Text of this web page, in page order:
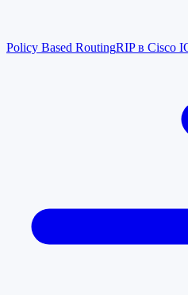
Policy Based RoutingRIP в Cisco